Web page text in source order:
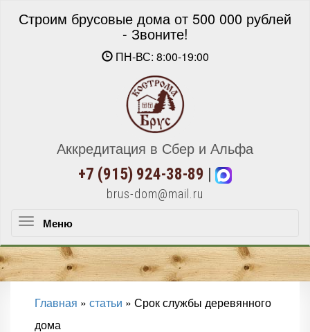
Строим брусовые дома от 500 000 рублей
- Звоните!
ПН-ВС: 8:00-19:00
Аккредитация в Сбер и Альфа
+7 (915) 924-38-89
brus-dom@mail.ru
Меню
Главная » статьи » Срок службы деревянного
дома